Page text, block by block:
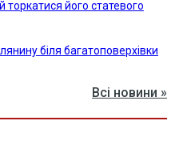
торкатися його статевого
біля багатоповерхівки
Всі новини »